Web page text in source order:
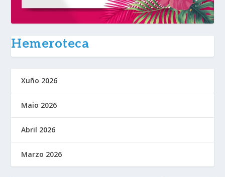
Hemeroteca
Xuño 2026
Maio 2026
Abril 2026
Marzo 2026